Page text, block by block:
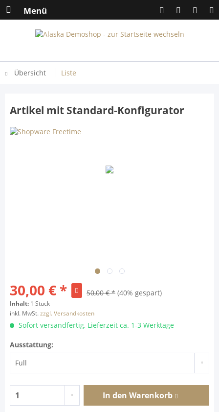
Menü
Übersicht Liste
Artikel mit Standard-Konfigurator
30,00 € * 50,00 € * (40% gespart)
Inhalt: 1 Stück
inkl. MwSt.zzgl. Versandkosten
Sofort versandfertig, Lieferzeit ca. 1-3 Werktage
Ausstattung:
In den Warenkorb